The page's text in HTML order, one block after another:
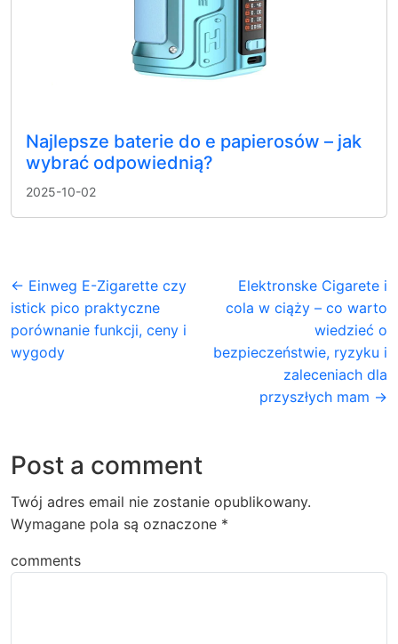
Najlepsze baterie do e papierosów – jak
wybrać odpowiednią?
2025-10-02
← Einweg E-Zigarette czy
istick pico praktyczne
porównanie funkcji, ceny i
wygody
Elektronske Cigarete i
cola w ciąży – co warto
wiedzieć o
bezpieczeństwie, ryzyku i
zaleceniach dla
przyszłych mam →
Post a comment
Twój adres email nie zostanie opublikowany.
Wymagane pola są oznaczone *
comments